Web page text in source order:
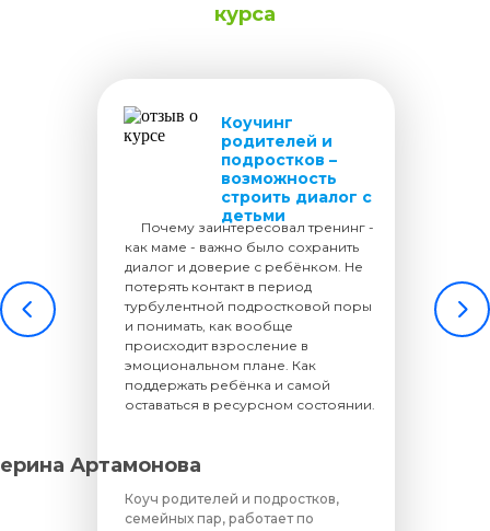
курса
Почему заинтересовал тренинг -
как маме - важно было сохранить
диалог и доверие с ребёнком. Не
потерять контакт в период
турбулентной подростковой поры
и понимать, как вообще
происходит взросление в
эмоциональном плане. Как
поддержать ребёнка и самой
оставаться в ресурсном состоянии.
Артамонова
Коуч родителей и подростков,
семейных пар, работает по
Коучинг
родителей и
подростков –
возможность
строить диалог с
детьми